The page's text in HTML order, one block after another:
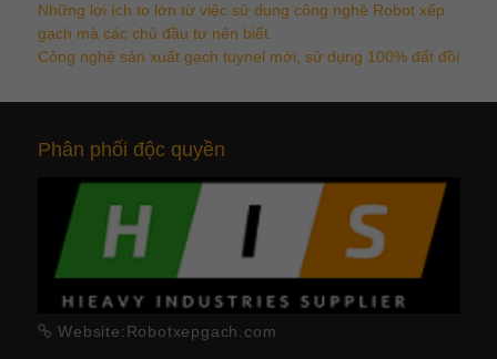
Những lợi ích to lớn từ việc sử dụng công nghệ Robot xếp
gạch mà các chủ đầu tư nên biết.
Công nghệ sản xuất gạch tuynel mới, sử dụng 100% đất đồi
Phân phối độc quyền
Website:Robotxepgach.com